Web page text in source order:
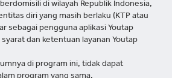
di wilayah Republik Indonesia,
diri yang masih berlaku (KTP atau
sebagai pengguna aplikasi Youtap
dan ketentuan layanan Youtap
di program ini, tidak dapat